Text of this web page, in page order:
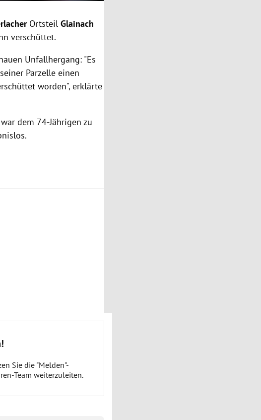
OrtsteilGlainach
verschüttet.
Unfallhergang: "Es
Parzelle einen
worden", erklärte
dem 74-Jährigen zu